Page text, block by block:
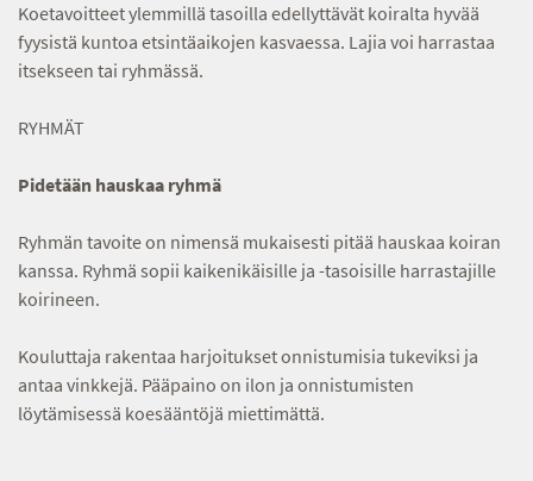
Koetavoitteet ylemmillä tasoilla edellyttävät koiralta hyvää
fyysistä kuntoa etsintäaikojen kasvaessa. Lajia voi harrastaa
itsekseen tai ryhmässä.
RYHMÄT
Pidetään hauskaa ryhmä
Ryhmän tavoite on nimensä mukaisesti pitää hauskaa koiran
kanssa. Ryhmä sopii kaikenikäisille ja -tasoisille harrastajille
koirineen.
Kouluttaja rakentaa harjoitukset onnistumisia tukeviksi ja
antaa vinkkejä. Pääpaino on ilon ja onnistumisten
löytämisessä koesääntöjä miettimättä.